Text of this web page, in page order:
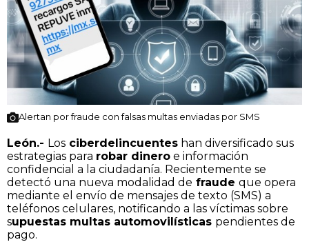
Alertan por fraude con falsas multas enviadas por SMS
León.- Los ciberdelincuentes han diversificado sus
estrategias para robar dinero e información
confidencial a la ciudadanía. Recientemente se
detectó una nueva modalidad de fraude que opera
mediante el envío de mensajes de texto (SMS) a
teléfonos celulares, notificando a las víctimas sobre
supuestas multas automovilísticas pendientes de
pago.